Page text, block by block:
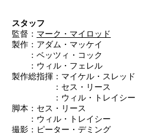
スタッフ
監督： マーク・マイロッド
製作：アダム・マッケイ
：ベッツィ・コック
：ウィル・フェレル
製作総指揮：マイケル・スレッド
：セス・リース
：ウィル・トレイシー
脚本：セス・リース
：ウィル・トレイシー
撮影：ピーター・デミング